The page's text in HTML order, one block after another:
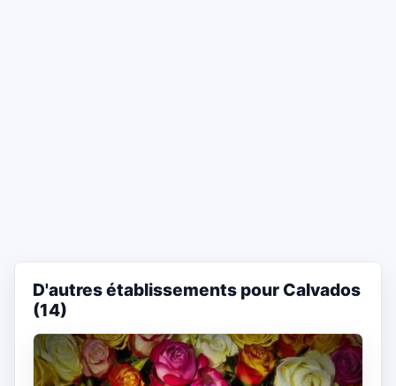
D'autres établissements pour Calvados
(14)